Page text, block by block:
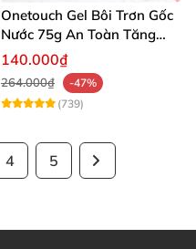
Onetouch Gel Bôi Trơn Gốc
Nước 75g An Toàn Tăng
Khoái Cảm
140.000₫
264.000₫
-47%
(739)
4 5